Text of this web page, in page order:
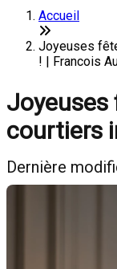
Accueil
Joyeuses
! | Francois
Joyeuses
courtiers
Dernière